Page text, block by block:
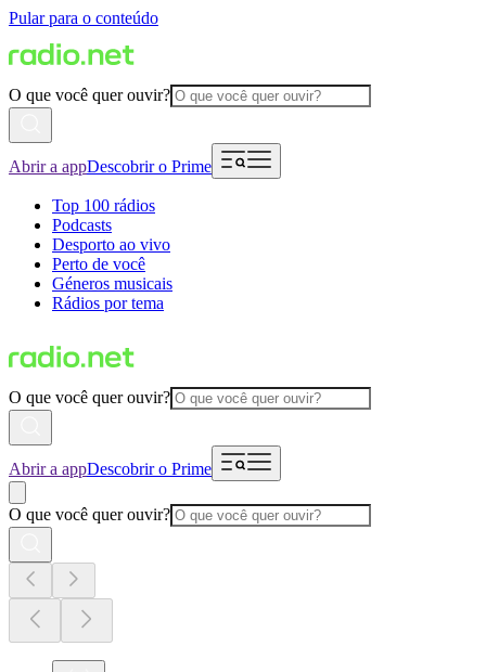
Pular para o conteúdo
O que você quer ouvir?
Abrir a appDescobrir o Prime
Top 100 rádios
Podcasts
Desporto ao vivo
Perto de você
Géneros musicais
Rádios por tema
O que você quer ouvir?
Abrir a appDescobrir o Prime
O que você quer ouvir?